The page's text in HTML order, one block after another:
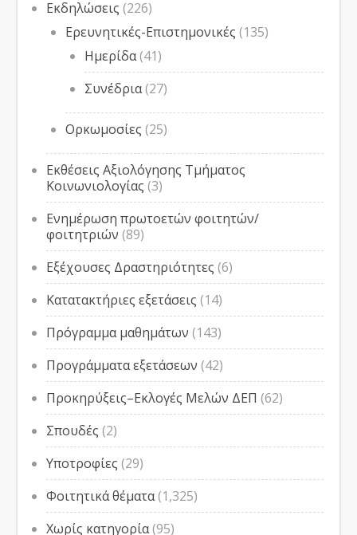
Εκδηλώσεις (226)
Ερευνητικές-Επιστημονικές (135)
Ημερίδα(41)
Συνέδρια(27)
Ορκωμοσίες (25)
Εκθέσεις Αξιολόγησης Τμήματος
Κοινωνιολογίας (3)
Ενημέρωση πρωτοετών φοιτητών/
φοιτητριών (89)
Εξέχουσες Δραστηριότητες (6)
Κατατακτήριες εξετάσεις (14)
Πρόγραμμα μαθημάτων (143)
Προγράμματα εξετάσεων (42)
Προκηρύξεις–Εκλογές Μελών ΔΕΠ (62)
Σπουδές (2)
Υποτροφίες (29)
Φοιτητικά θέματα(1,325)
Χωρίς κατηγορία(95)